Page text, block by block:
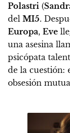
Polastri (
del MI5.
Europa, Eve
una asesina
psicópata
de la cuestión:
obsesión